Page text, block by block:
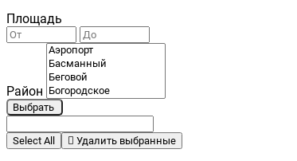
Площадь
Район
Выбрать
Select All Удалить выбранные